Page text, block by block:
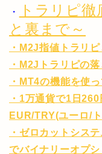
・
トラリピ
と裏まで～
・M2J指値トラリ
・M2Jトラリピの
・MT4の機能を使
・1万通貨で1日
EUR/TRY(ユーロ/
・ゼロカットシス
でバイナリーオプ